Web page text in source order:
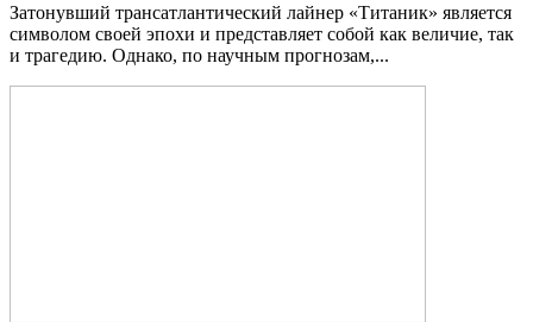
Затонувший трансатлантический лайнер «Титаник» является
символом своей эпохи и представляет собой как величие, так
и трагедию. Однако, по научным прогнозам,...